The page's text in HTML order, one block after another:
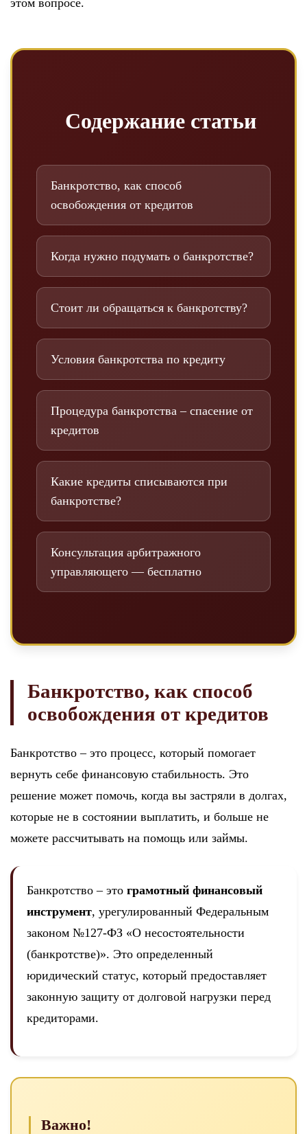
этом вопросе.
Содержание статьи
Банкротство, как способ
освобождения от кредитов
Когда нужно подумать о банкротстве?
Стоит ли обращаться к банкротству?
Условия банкротства по кредиту
Процедура банкротства – спасение от
кредитов
Какие кредиты списываются при
банкротстве?
Консультация арбитражного
управляющего — бесплатно
Банкротство, как способ
освобождения от кредитов
Банкротство – это процесс, который помогает
вернуть себе финансовую стабильность. Это
решение может помочь, когда вы застряли в долгах,
которые не в состоянии выплатить, и больше не
можете рассчитывать на помощь или займы.
Банкротство – это грамотный финансовый
инструмент, урегулированный Федеральным
законом №127-ФЗ «О несостоятельности
(банкротстве)». Это определенный
юридический статус, который предоставляет
законную защиту от долговой нагрузки перед
кредиторами.
Важно!